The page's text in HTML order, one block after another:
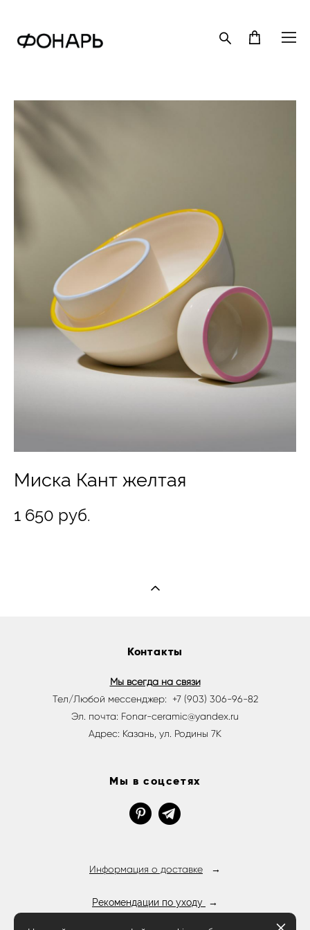
Миска Кант желтая
1 650 pуб.
Контакты
Мы всегда на связи
Тел/Любой мессенджер: +7 (903) 306-96-82
Эл. почта: Fonar-ceramic@yandex.ru
Адрес: Казань, ул. Родины 7К
Мы в соцсетях
Информация о доставке →
Рекомендации по уходу →